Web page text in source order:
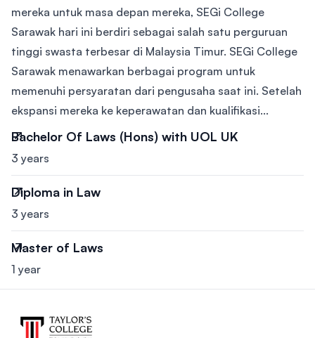
mereka untuk masa depan mereka, SEGi College
Sarawak hari ini berdiri sebagai salah satu perguruan
tinggi swasta terbesar di Malaysia Timur. SEGi College
Sarawak menawarkan berbagai program untuk
memenuhi persyaratan dari pengusaha saat ini. Setelah
ekspansi mereka ke keperawatan dan kualifikasi...
Bachelor Of Laws (Hons) with UOL UK
3 years
Diploma in Law
3 years
Master of Laws
1 year